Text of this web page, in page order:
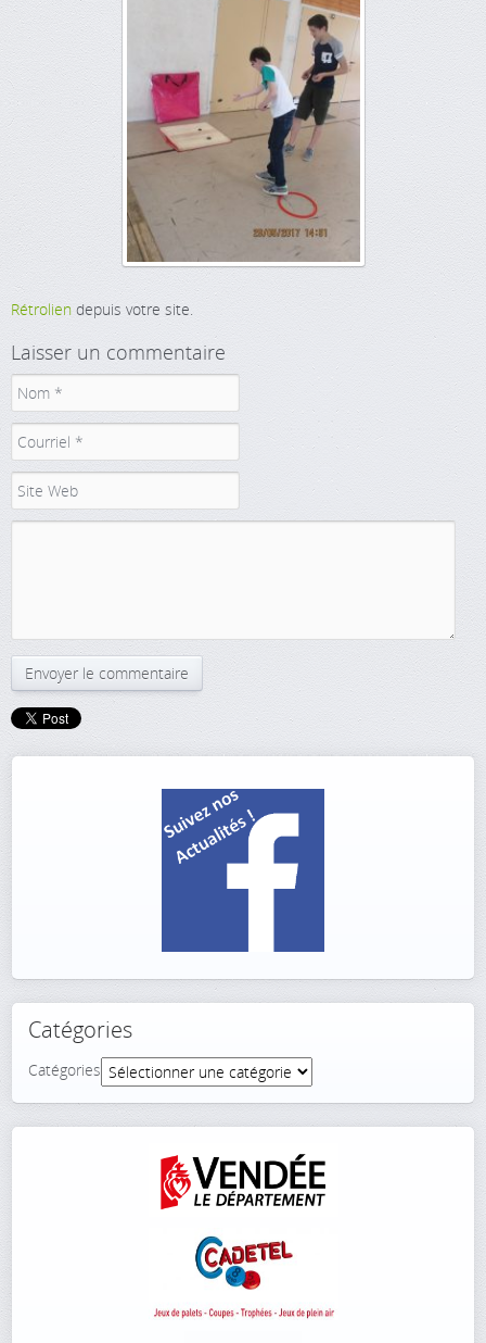
Rétrolien depuis votre site.
Laisser un commentaire
Catégories
Catégories